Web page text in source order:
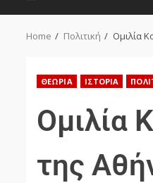
Home Πολιτική Ομιλία
ΘΕΩΡΊΑ ΙΣΤΟΡΊΑ
Ομιλία
της